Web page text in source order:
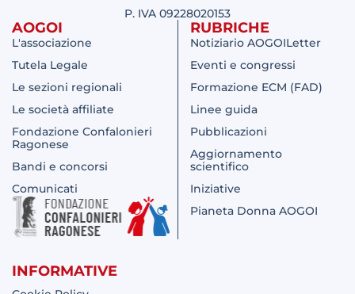
P. IVA 09228020153
AOGOI
L'associazione
Tutela Legale
Le sezioni regionali
Le società affiliate
Fondazione Confalonieri
Ragonese
Bandi e concorsi
Comunicati
RUBRICHE
Notiziario AOGOILetter
Eventi e congressi
Formazione ECM (FAD)
Linee guida
Pubblicazioni
Aggiornamento
scientifico
Iniziative
Pianeta Donna AOGOI
INFORMATIVE